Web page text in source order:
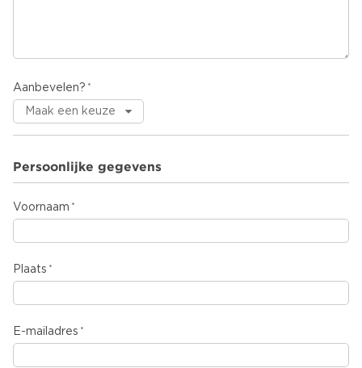
Aanbevelen?
Persoonlijke gegevens
Voornaam
Plaats
E-mailadres